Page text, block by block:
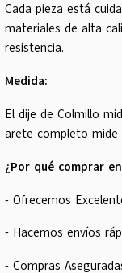
Cada pieza está
materiales de alta
resistencia.
Medida:
El dije de Colmillo
arete completo
¿Por qué comprar
- Ofrecemos
- Hacemos envíos
- Compras